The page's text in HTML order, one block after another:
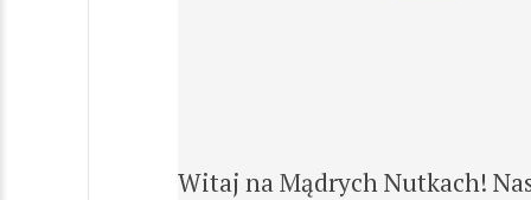
Witaj na Mądrych Nutkach!